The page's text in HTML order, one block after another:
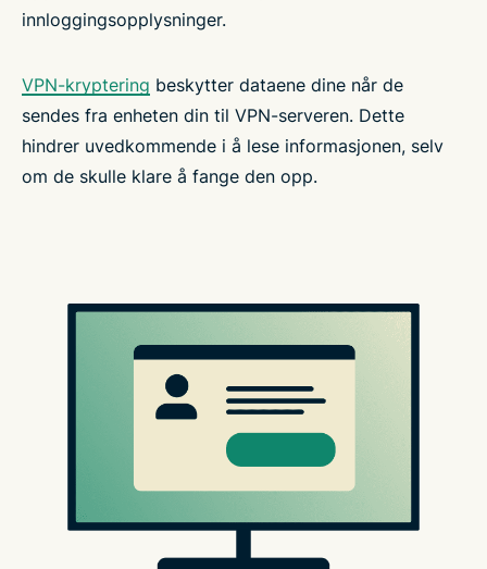
innloggingsopplysninger.
VPN-kryptering beskytter dataene dine når de
sendes fra enheten din til VPN-serveren. Dette
hindrer uvedkommende i å lese informasjonen, selv
om de skulle klare å fange den opp.